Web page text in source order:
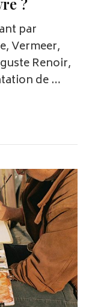
par
Vermeer,
Renoir,
de …